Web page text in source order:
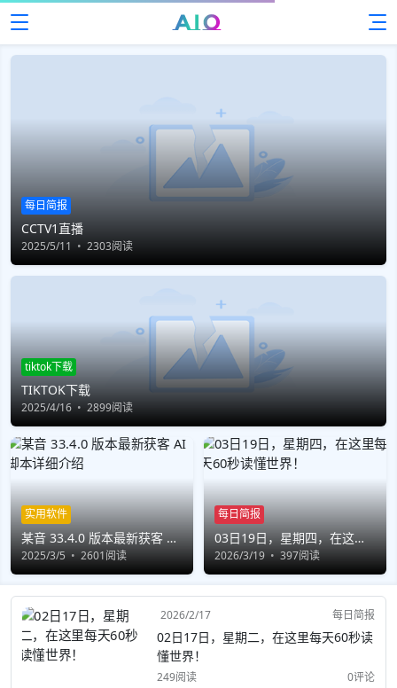
每日简报
CCTV1直播
2025/5/11 2303阅读
tiktok下载
TIKTOK下载
2025/4/16 2899阅读
实用软件
某音 33.4.0 版本最新获客 AI
脚本详细介绍
2025/3/5 2601阅读
每日简报
03日19日，星期四，在这里
每天60秒读懂世界！
2026/3/19 397阅读
2026/2/17 每日简报
02日17日，星期二，在这里每天60秒读
懂世界！
249阅读 0评论